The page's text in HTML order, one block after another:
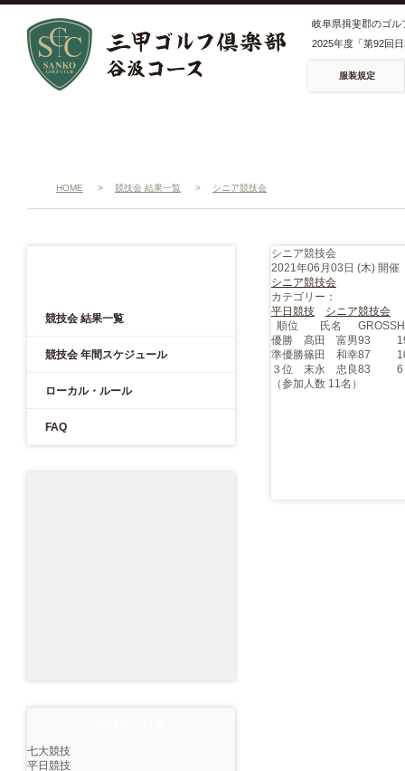
岐阜県揖斐郡のゴル
2025年度「第92回
服装規定
HOME > 競技会 結果一覧 > シニア競技会
競技会 結果一覧
競技会 年間スケジュール
ローカル・ルール
FAQ
七大競技
平日競技
シニア競技会
2021年06月03日 (木) 開催
シニア競技会
カテゴリー：
平日競技
シニア競技会
順位
氏名 GROSS
優勝
髙田 富男93
準優勝篠田 和幸87
３位
末永 忠良83
6
（参加人数 11名）